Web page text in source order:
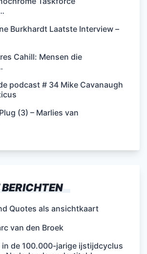
Burkhardt Laatste Interview –
Cahill: Mensen die
podcast # 34 Mike Cavanaugh
(3) – Marlies van
Quotes als ansichtkaart
van den Broek
de 100.000-jarige ijstijdcyclus